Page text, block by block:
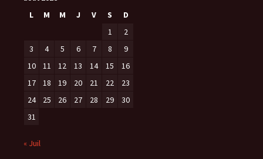
L
M M J V S
D
1
2
3
4 5 6 7 8
9
10
11 12 13 14 15
16
17
18 19 20 21 22
23
24
25 26 27 28 29
30
31
« Juil